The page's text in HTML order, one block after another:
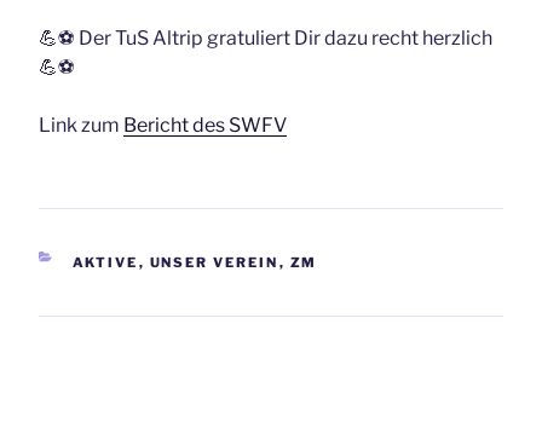
💪⚽️ Der TuS Altrip gratuliert Dir dazu recht herzlich
💪⚽️
Link zum Bericht des SWFV
KATEGORIEN
AKTIVE , UNSER VEREIN , ZM